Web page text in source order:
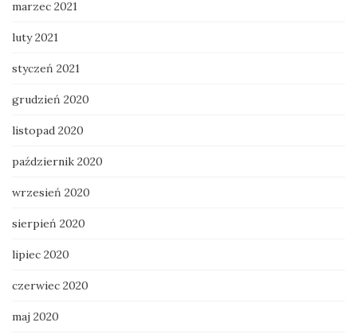
marzec 2021
luty 2021
styczeń 2021
grudzień 2020
listopad 2020
październik 2020
wrzesień 2020
sierpień 2020
lipiec 2020
czerwiec 2020
maj 2020